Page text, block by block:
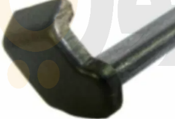
قطعات داخلی
انتقال قدرت
فرمان، جلوبندی و ترمز
لوازم جانبی و اسپرت
بلبرینگ ماشین